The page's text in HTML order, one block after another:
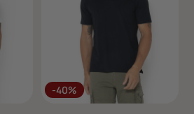
-40%